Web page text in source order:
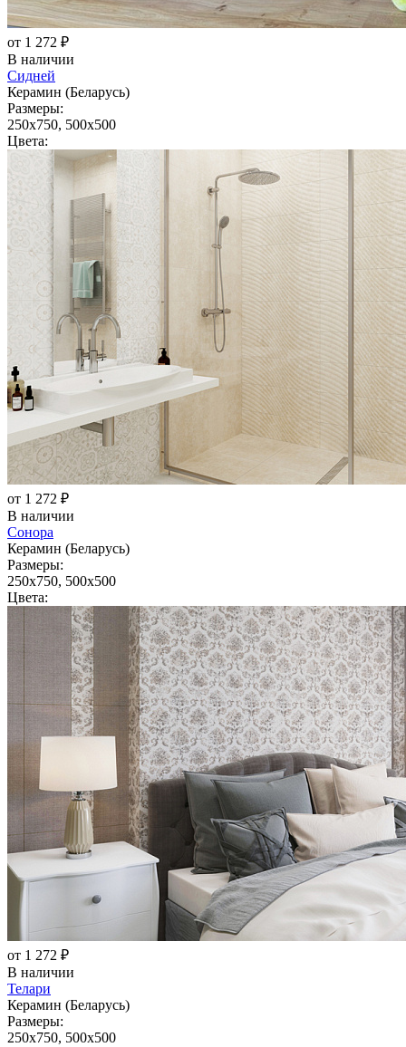
от 1 272 ₽
В наличии
Сидней
Керамин (Беларусь)
Размеры:
250x750, 500x500
Цвета:
от 1 272 ₽
В наличии
Сонора
Керамин (Беларусь)
Размеры:
250x750, 500x500
Цвета:
от 1 272 ₽
В наличии
Телари
Керамин (Беларусь)
Размеры:
250x750, 500x500